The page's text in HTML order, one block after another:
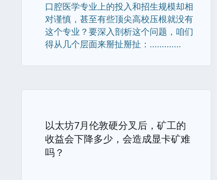
口腔医学专业上的投入和招生规模却相
对谨慎，甚至有些顶尖高校压根就没有
这个专业？要深入剖析这个问题，咱们
得从几个层面来掰扯掰扯：.............
以太坊7月伦敦硬分叉后，矿工的
收益会下降多少，会造成显卡矿难
吗？